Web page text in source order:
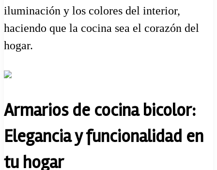
iluminación y los colores del interior,
haciendo que la cocina sea el corazón del
hogar.
Armarios de cocina bicolor:
Elegancia y funcionalidad en
tu hogar